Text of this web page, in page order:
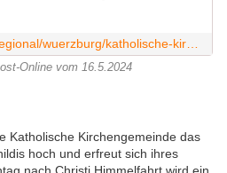
Online vom 16.5.2024
Katholische Kirchengemeinde das
hoch und erfreut sich ihres